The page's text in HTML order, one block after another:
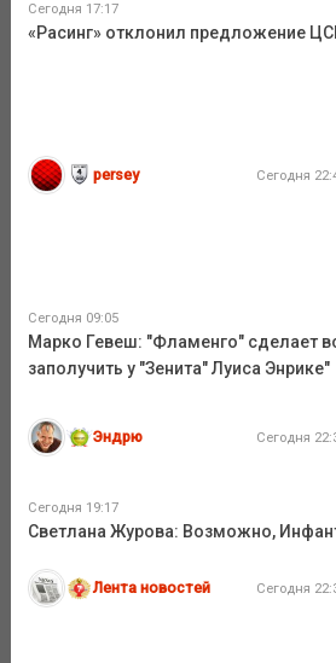
Сегодня 17:17
«Расинг» отклонил предложение
persey Сегодня
Сегодня 09:05
Марко Гевеш: "Фламенго" сделает
заполучить у "Зенита" Луиса Энрике"
Эндрю Сегодня
Сегодня 19:17
Светлана Журова: Возможно,
Лента новостей Сегодня